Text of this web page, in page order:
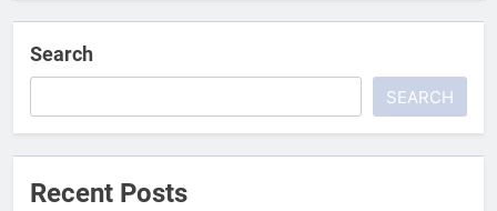
Search
SEARCH
Recent Posts